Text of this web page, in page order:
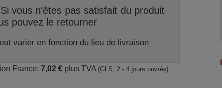
Si vous n'êtes pas satisfait du produit
pouvez le retourner
varier en fonction du lieu de livraison
France: 7,02 €plus TVA (GLS, 2 - 4 jours ouvrés)